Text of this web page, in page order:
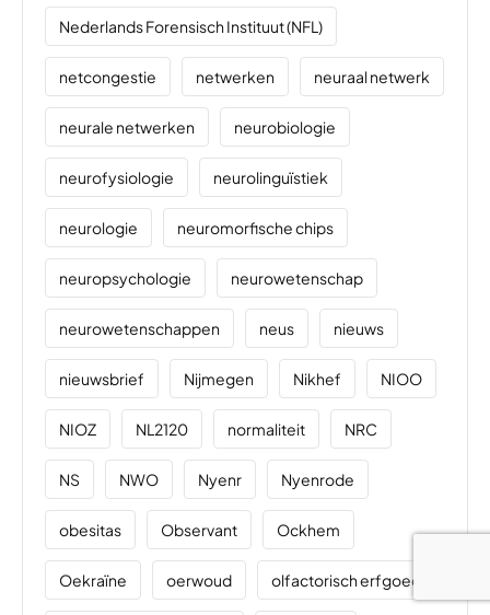
Nederlands Forensisch Instituut (NFL)
netcongestie netwerken neuraal netwerk
neurale netwerken neurobiologie
neurofysiologie neurolinguïstiek
neurologie neuromorfische chips
neuropsychologie neurowetenschap
neurowetenschappen neus nieuws
nieuwsbrief Nijmegen Nikhef NIOO
NIOZ NL2120 normaliteit NRC
NS NWO Nyenr Nyenrode
obesitas Observant Ockhem
Oekraïne oerwoud olfactorisch erfgoed